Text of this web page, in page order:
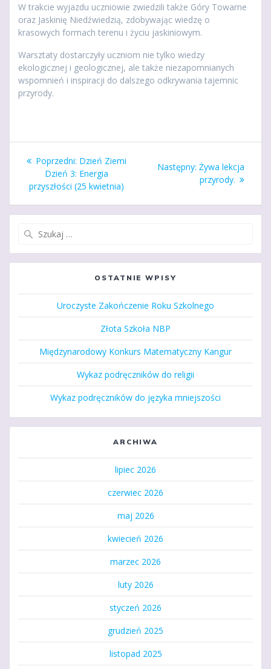
W trakcie wyjazdu uczniowie zwiedzili także Góry Towarne
oraz Jaskinię Niedźwiedzią, zdobywając wiedzę o
krasowych formach terenu i życiu jaskiniowym.
Warsztaty dostarczyły uczniom nie tylko wiedzy
ekologicznej i geologicznej, ale także niezapomnianych
wspomnień i inspiracji do dalszego odkrywania tajemnic
przyrody.
Nawigacja
wpisu
Poprzedni: Poprzedni
wpis:
Dzień Ziemi
Dzień 3: Energia
przyszłości (25 kwietnia)
Następny: Następny
wpis:
Żywa lekcja
przyrody.
OSTATNIE WPISY
Uroczyste Zakończenie Roku Szkolnego
Złota Szkoła NBP
Międzynarodowy Konkurs Matematyczny Kangur
Wykaz podręczników do religii
Wykaz podręczników do języka mniejszości
ARCHIWA
lipiec 2026
czerwiec 2026
maj 2026
kwiecień 2026
marzec 2026
luty 2026
styczeń 2026
grudzień 2025
listopad 2025